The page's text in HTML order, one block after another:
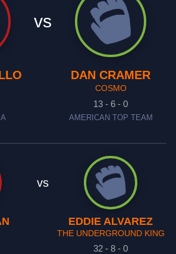
vs
DAN CRAMER
COSMO
13 - 6 - 0
AMERICAN TOP TEAM
vs
EDDIE ALVAREZ
THE UNDERGROUND KING
32 - 8 - 0